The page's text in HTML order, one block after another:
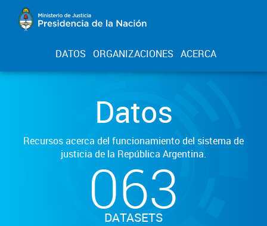
DATOS ORGANIZACIONES ACERCA
Datos
Recursos acerca del funcionamiento del sistema de
justicia de la República Argentina.
063
DATASETS